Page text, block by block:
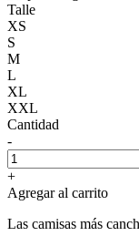
Talle
XS
S
M
L
XL
XXL
Cantidad
-
+
Agregar al carrito
Las camisas más